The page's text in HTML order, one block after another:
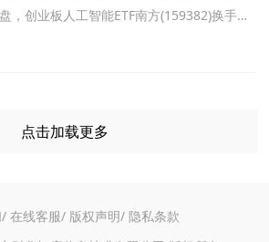
跟踪标的指数前一交易日强势
，创业板人工智能ETF南方(159382)换手
点击加载更多
在线客服/ 版权声明/ 隐私条款